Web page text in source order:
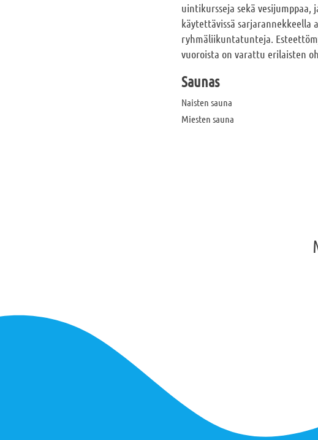
uintikursseja sekä vesijumppaa,
käytettävissä sarjarannekkeella
ryhmäliikuntatunteja.
vuoroista on varattu erilaisten
Saunas
Naisten sauna
Miesten sauna